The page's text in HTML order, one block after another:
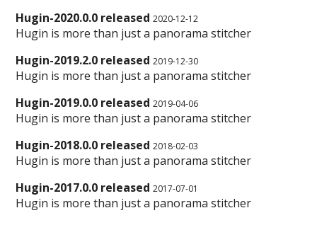
Hugin-2020.0.0 released 2020-12-12
Hugin is more than just a panorama stitcher
Hugin-2019.2.0 released 2019-12-30
Hugin is more than just a panorama stitcher
Hugin-2019.0.0 released 2019-04-06
Hugin is more than just a panorama stitcher
Hugin-2018.0.0 released 2018-02-03
Hugin is more than just a panorama stitcher
Hugin-2017.0.0 released 2017-07-01
Hugin is more than just a panorama stitcher